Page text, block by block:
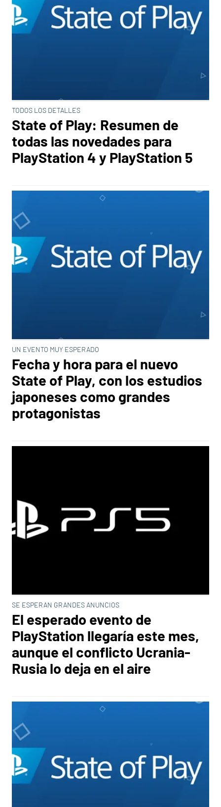
TODOS LOS DETALLES
State of Play: Resumen de
todas las novedades para
PlayStation 4 y PlayStation 5
UN EVENTO MUY ESPERADO
Fecha y hora para el nuevo
State of Play, con los estudios
japoneses como grandes
protagonistas
SE ESPERAN GRANDES ANUNCIOS
El esperado evento de
PlayStation llegaría este mes,
aunque el conflicto Ucrania-
Rusia lo deja en el aire